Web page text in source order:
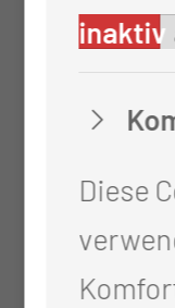
auf
inaktiv
Diese